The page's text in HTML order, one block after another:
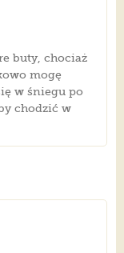
buty, chociaż
mogę
w śniegu po
chodzić w